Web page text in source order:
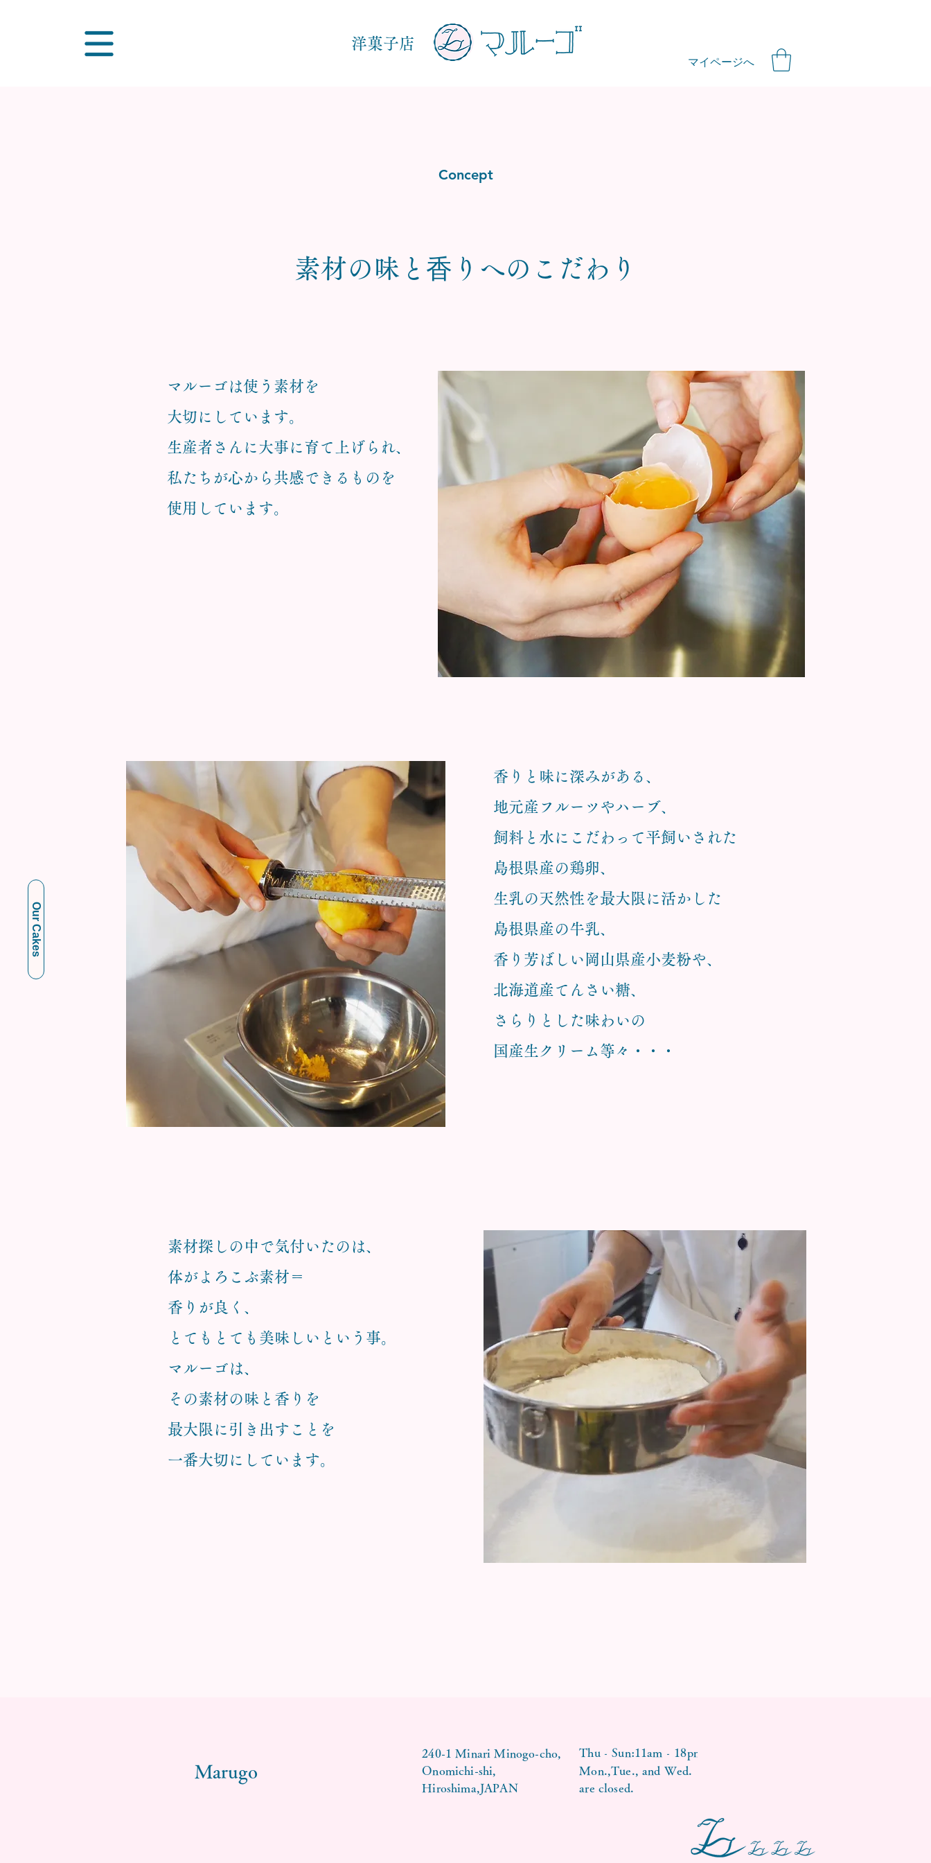
洋菓子店
マイページへ
Our Cakes
Concept
素材の味と⾹りへのこだわり
マルーゴは使う素材を
大切にしています。
生産者さんに 大事に育て上げられ、
私たちが心から共感できるものを
使用しています。
香りと味に深みがある、
地元産フルーツやハーブ、
飼料と水にこだわって平飼いされた
島根県産の鶏卵、
生乳の天然性を最大限に活かした
島根県産の牛乳、
香り芳ばしい岡山県産小麦粉や、
北海道産てんさい糖、
さらりとした味わいの
国産生クリーム等々・・・
素材探しの中で気付いたのは、
体がよろこぶ素材＝
香りが良く、
とてもとても美味しいという事。
マルーゴは、
その素材の味と香りを
最大限に引き出すことを
一番大切にしています。
Marugo
240-1 Minari Minogo-cho,
Onomichi-shi,
Hiroshima,JAPAN
Thu - Sun:11am - 18pm
Mon.,Tue., and Wed.
are closed.